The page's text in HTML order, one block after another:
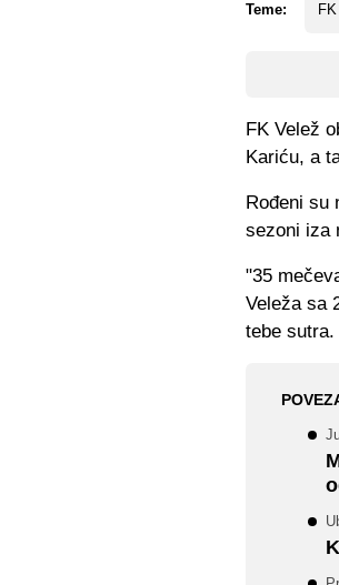
Teme:
FK Velež
Kariću, a
Rođeni su
sezoni iza
"35
Veleža sa
tebe